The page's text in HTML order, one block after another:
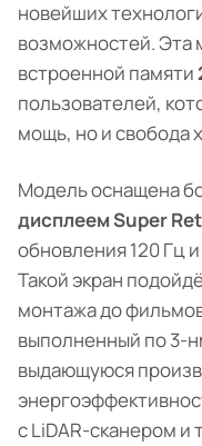
новейших
возможностей.
встроенной памяти
пользователей,
мощь, но и свобода
Модель оснащена
дисплеем Super
обновления 120 Гц
Такой экран
монтажа до
выполненный по 3-
выдающуюся
с LiDAR-сканером и